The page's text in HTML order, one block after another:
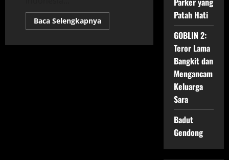
Baca SelengkapnyaRead
more
Patah Hati
GOBLIN 2:
Teror Lama
Bangkit dan
Mengancam
Keluarga
Sara
Badut
Gendong